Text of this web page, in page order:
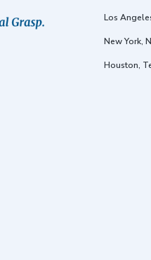
Los
New York,
Houston,